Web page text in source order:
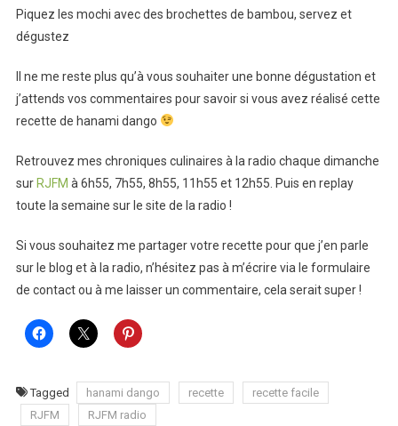
Piquez les mochi avec des brochettes de bambou, servez et
dégustez
Il ne me reste plus qu’à vous souhaiter une bonne dégustation et
j’attends vos commentaires pour savoir si vous avez réalisé cette
recette de hanami dango
Retrouvez mes chroniques culinaires à la radio chaque dimanche
sur RJFM à 6h55, 7h55, 8h55, 11h55 et 12h55. Puis en replay
toute la semaine sur le site de la radio !
Si vous souhaitez me partager votre recette pour que j’en parle
sur le blog et à la radio, n’hésitez pas à m’écrire via le formulaire
de contact ou à me laisser un commentaire, cela serait super !
Tagged hanami dango recette
recette facile
RJFM
RJFM radio